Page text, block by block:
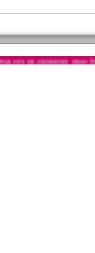
захиалан авах